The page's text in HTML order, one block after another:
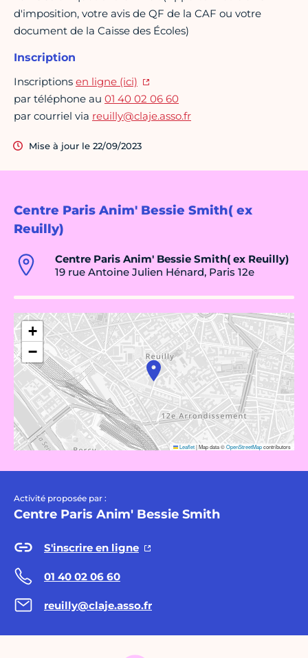
Centre Paris Anim' Bessie Smith( ex
Reuilly)
Centre Paris Anim' Bessie Smith( ex Reuilly)
19 rue Antoine Julien Hénard, Paris 12e
+
−
Leaflet|Map data ©OpenStreetMapcontributors
Activité proposée par :
Centre Paris Anim' Bessie Smith
S'inscrire en ligne
01 40 02 06 60
reuilly@claje.asso.fr
d'imposition, votre avis de QF de la CAF ou votre
document de la Caisse des Écoles)
Inscription
Inscriptions en ligne (ici)
par téléphone au 01 40 02 06 60
par courriel via reuilly@claje.asso.fr
Mise à jour le 22/09/2023